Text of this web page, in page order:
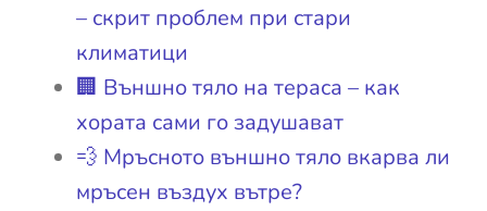
– скрит проблем при стари
климатици
🏢 Външно тяло на тераса – как
хората сами го задушават
💨 Мръсното външно тяло вкарва ли
мръсен въздух вътре?